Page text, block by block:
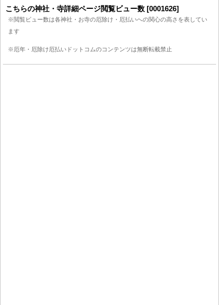
こちらの神社・寺詳細ページ閲覧ビュー数 [0001626]
※閲覧ビュー数は各神社・お寺の厄除け・厄払いへの関心の高さを表してい
ます
※厄年・厄除け厄払いドットコムのコンテンツは無断転載禁止